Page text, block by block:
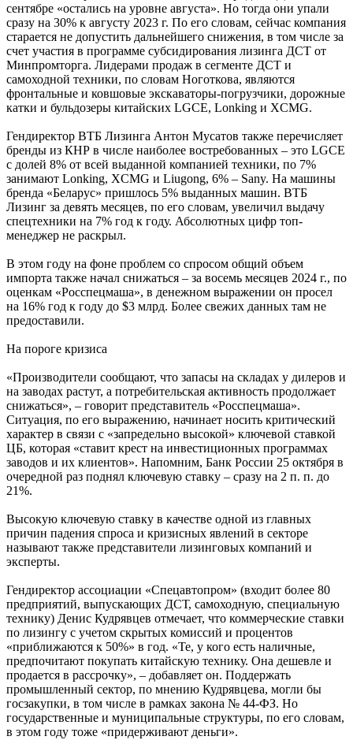
сентябре «остались на уровне августа». Но тогда они упали
сразу на 30% к августу 2023 г. По его словам, сейчас компания
старается не допустить дальнейшего снижения, в том числе за
счет участия в программе субсидирования лизинга ДСТ от
Минпромторга. Лидерами продаж в сегменте ДСТ и
самоходной техники, по словам Ноготкова, являются
фронтальные и ковшовые экскаваторы-погрузчики, дорожные
катки и бульдозеры китайских LGCE, Lonking и XCMG.
Гендиректор ВТБ Лизинга Антон Мусатов также перечисляет
бренды из КНР в числе наиболее востребованных – это LGCE
с долей 8% от всей выданной компанией техники, по 7%
занимают Lonking, XCMG и Liugong, 6% – Sany. На машины
бренда «Беларус» пришлось 5% выданных машин. ВТБ
Лизинг за девять месяцев, по его словам, увеличил выдачу
спецтехники на 7% год к году. Абсолютных цифр топ-
менеджер не раскрыл.
В этом году на фоне проблем со спросом общий объем
импорта также начал снижаться – за восемь месяцев 2024 г., по
оценкам «Росспецмаша», в денежном выражении он просел
на 16% год к году до $3 млрд. Более свежих данных там не
предоставили.
На пороге кризиса
«Производители сообщают, что запасы на складах у дилеров и
на заводах растут, а потребительская активность продолжает
снижаться», – говорит представитель «Росспецмаша».
Ситуация, по его выражению, начинает носить критический
характер в связи с «запредельно высокой» ключевой ставкой
ЦБ, которая «ставит крест на инвестиционных программах
заводов и их клиентов». Напомним, Банк России 25 октября в
очередной раз поднял ключевую ставку – сразу на 2 п. п. до
21%.
Высокую ключевую ставку в качестве одной из главных
причин падения спроса и кризисных явлений в секторе
называют также представители лизинговых компаний и
эксперты.
Гендиректор ассоциации «Спецавтопром» (входит более 80
предприятий, выпускающих ДСТ, самоходную, специальную
технику) Денис Кудрявцев отмечает, что коммерческие ставки
по лизингу с учетом скрытых комиссий и процентов
«приближаются к 50%» в год. «Те, у кого есть наличные,
предпочитают покупать китайскую технику. Она дешевле и
продается в рассрочку», – добавляет он. Поддержать
промышленный сектор, по мнению Кудрявцева, могли бы
госзакупки, в том числе в рамках закона № 44-ФЗ. Но
государственные и муниципальные структуры, по его словам,
в этом году тоже «придерживают деньги».